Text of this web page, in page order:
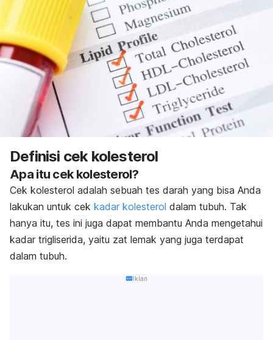
Definisi cek kolesterol
Apa itu cek kolesterol?
Cek kolesterol adalah sebuah tes darah yang bisa Anda
lakukan untuk cek kadar kolesterol dalam tubuh. Tak
hanya itu, tes ini juga dapat membantu Anda mengetahui
kadar trigliserida, yaitu zat lemak yang juga terdapat
dalam tubuh.
Iklan